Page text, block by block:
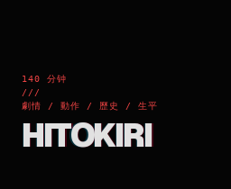
140 分钟
///
劇情 / 動作 / 歷史 / 生平
HITOKIRI